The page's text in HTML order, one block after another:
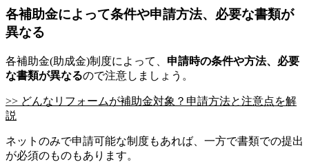
各補助金によって条件や申請方法、必要な書類が
異なる
各補助金(助成金)制度によって、 申請時の条件や方法、必要
な書類が異なるので注意しましょう。
>> どんなリフォームが補助金対象？申請方法と注意点を解
説
ネットのみで申請可能な制度もあれば、一方で書類での提出
が必須のものもあります。